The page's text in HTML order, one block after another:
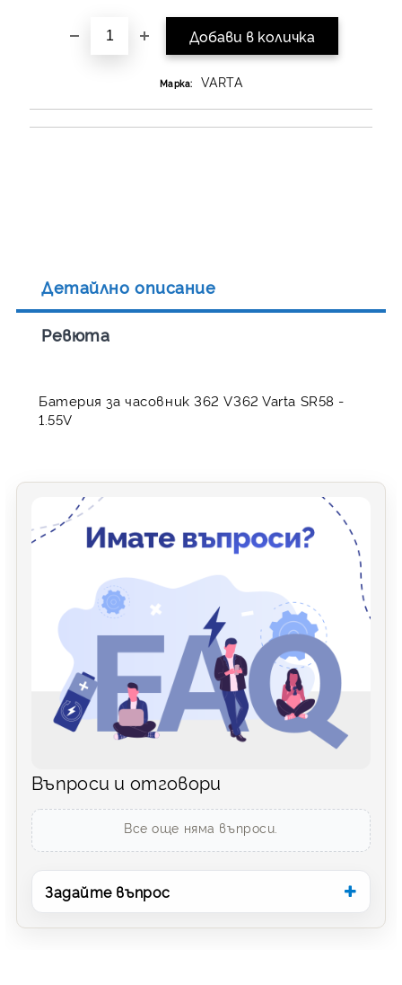
Марка: VARTA
Детайлно описание
Ревюта
Батерия за часовник 362 V362 Varta SR58 -
1.55V
Въпроси и отговори
Все още няма въпроси.
Задайте въпрос